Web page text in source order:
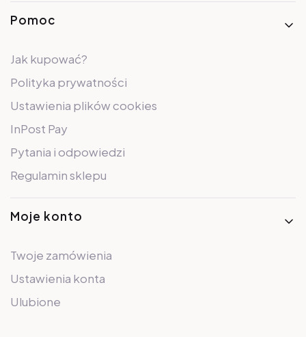
Pomoc
Jak kupować?
Polityka prywatności
Ustawienia plików cookies
InPost Pay
Pytania i odpowiedzi
Regulamin sklepu
Moje konto
Twoje zamówienia
Ustawienia konta
Ulubione